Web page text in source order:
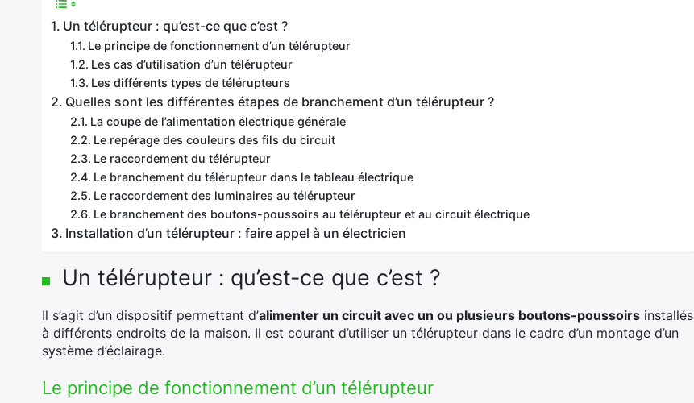
Un télérupteur : qu’est-ce que c’est ?
Le principe de fonctionnement d’un télérupteur
Les cas d’utilisation d’un télérupteur
Les différents types de télérupteurs
Quelles sont les différentes étapes de branchement d’un télérupteur ?
La coupe de l’alimentation électrique générale
Le repérage des couleurs des fils du circuit
Le raccordement du télérupteur
Le branchement du télérupteur dans le tableau électrique
Le raccordement des luminaires au télérupteur
Le branchement des boutons-poussoirs au télérupteur et au circuit électrique
Installation d’un télérupteur : faire appel à un électricien
Un télérupteur : qu’est-ce que c’est ?
Il s’agit d’un dispositif permettant d’alimenter un circuit avec un ou plusieurs boutons-poussoirs installés
à différents endroits de la maison. Il est courant d’utiliser un télérupteur dans le cadre d’un montage d’un
système d’éclairage.
Le principe de fonctionnement d’un télérupteur